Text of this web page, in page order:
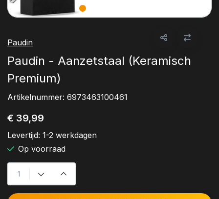
Paudin
Paudin - Aanzetstaal (Keramisch
Premium)
Artikelnummer: 6973463100461
€ 39,99
Levertijd: 1-2 werkdagen
Op voorraad